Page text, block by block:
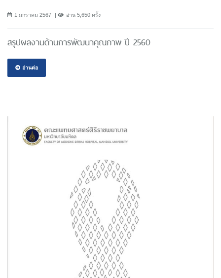
1 มกราคม 2567 อ่าน 5,650 ครั้ง
สรุปผลงานด้านการพัฒนาคุณภาพ ปี 2560
อ่านต่อ